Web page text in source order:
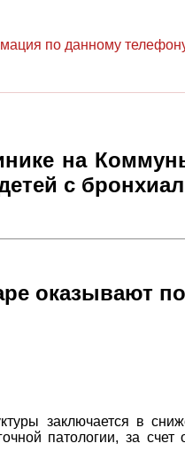
по данному
на
с
оказывают
заключается в
патологии, за счет